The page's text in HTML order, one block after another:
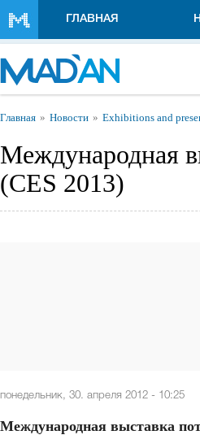
ГЛАВНАЯ
Вы здесь
Главная Новости Exhibitions and
Международная
(CES 2013)
понедельник, 30. апреля 2012 - 10:25
Международная выставка